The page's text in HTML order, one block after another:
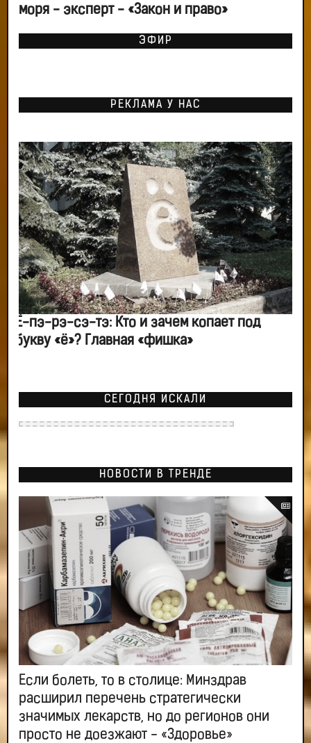
моря - эксперт - «Закон и право»
ЭФИР
РЕКЛАМА У НАС
Ё-пэ-рэ-сэ-тэ: Кто и зачем копает под
букву «ё»? Главная «фишка»
СЕГОДНЯ ИСКАЛИ
НОВОСТИ В ТРЕНДЕ
Если болеть, то в столице: Минздрав
расширил перечень стратегически
значимых лекарств, но до регионов они
просто не доезжают - «Здоровье»